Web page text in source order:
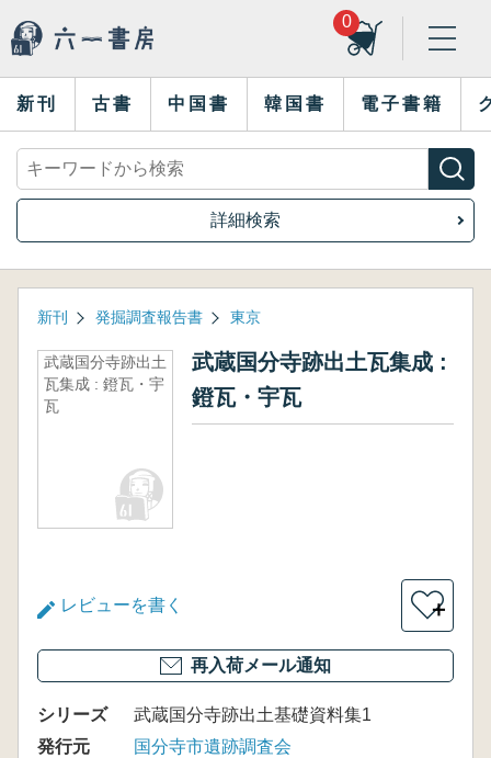
0
新刊 古書 中国書 韓国書 電子書籍
詳細検索
新刊 発掘調査報告書 東京
武蔵国分寺跡出土
瓦集成 : 鐙瓦・宇
瓦
武蔵国分寺跡出土瓦集成 :
鐙瓦・宇瓦
レビューを書く ＋
再入荷メール通知
シリーズ
武蔵国分寺跡出土基礎資料集1
発行元
国分寺市遺跡調査会